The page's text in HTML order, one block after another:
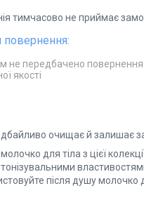
тимчасово не приймає
не передбачено повернення
якості
дбайливо очищає й залишає
для тіла з цієї
після душу молочко